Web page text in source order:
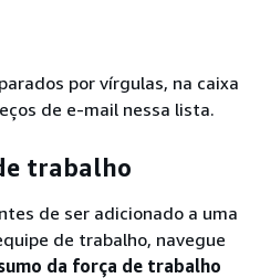
por vírgulas, na caixa
de e-mail nessa lista.
trabalho
de ser adicionado a uma
de trabalho, navegue
da força de trabalho